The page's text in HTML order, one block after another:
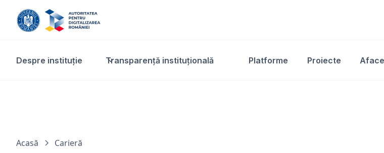
Despre instituție Transparență instituțională​ Platforme Proiecte
Acasă Carieră